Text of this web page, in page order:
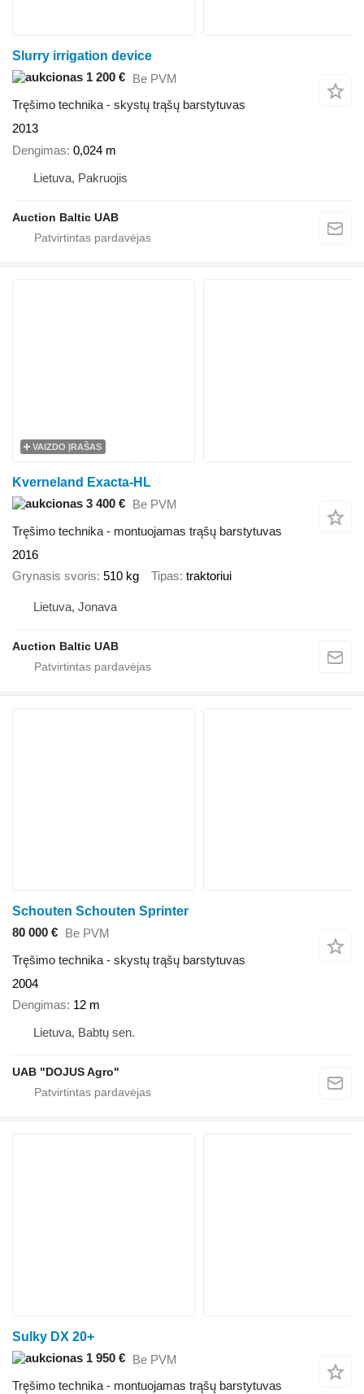
Slurry irrigation device
1 200 € Be PVM
Tręšimo technika - skystų trąšų barstytuvas
2013
Dengimas 0,024 m
Lietuva, Pakruojis
Auction Baltic UAB
VAIZDO ĮRAŠAS
Kverneland Exacta-HL
3 400 € Be PVM
Tręšimo technika - montuojamas trąšų barstytuvas
2016
Grynasis svoris 510 kg Tipas traktoriui
Lietuva, Jonava
Auction Baltic UAB
Schouten Schouten Sprinter
80 000 € Be PVM
Tręšimo technika - skystų trąšų barstytuvas
2004
Dengimas 12 m
Lietuva, Babtų sen.
UAB "DOJUS Agro"
Sulky DX 20+
1 950 € Be PVM
Tręšimo technika - montuojamas trąšų barstytuvas